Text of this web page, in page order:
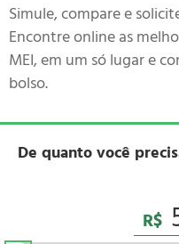
Simule, compare e
Encontre online as
MEI, em um só lugar e
bolso.
De quanto você
R$